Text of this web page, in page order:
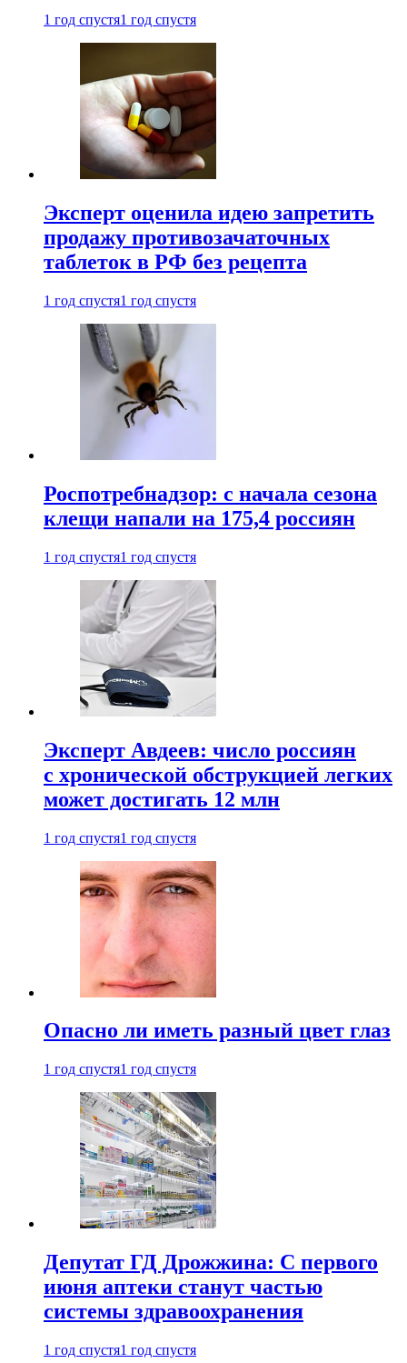
1 год спустя1 год спустя
Эксперт оценила идею запретить
продажу противозачаточных
таблеток в РФ без рецепта
1 год спустя1 год спустя
Роспотребнадзор: с начала сезона
клещи напали на 175,4 россиян
1 год спустя1 год спустя
Эксперт Авдеев: число россиян
с хронической обструкцией легких
может достигать 12 млн
1 год спустя1 год спустя
Опасно ли иметь разный цвет глаз
1 год спустя1 год спустя
Депутат ГД Дрожжина: С первого
июня аптеки станут частью
системы здравоохранения
1 год спустя1 год спустя